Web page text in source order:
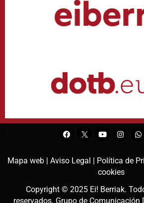
Mapa web | Aviso Legal | Política de
cookies
Copyright © 2025 Ei! Berriak.
reservados. Grupo de Comunicación